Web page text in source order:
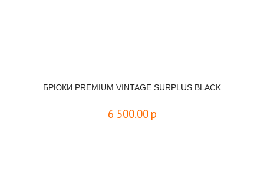
БРЮКИ PREMIUM VINTAGE SURPLUS BLACK
6 500.00 р